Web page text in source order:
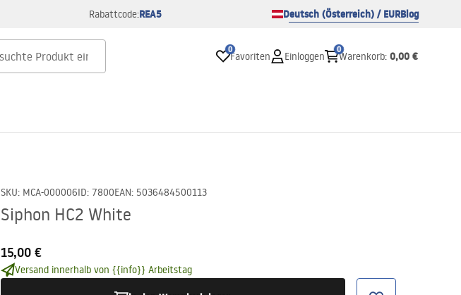
Rabattcode:REA5 Deutsch (Österreich) / EURBlog
0
Favoriten Einloggen
0
Warenkorb: 0,00 €
SKU: MCA-000006ID: 7800EAN: 5036484500113
Siphon HC2 White
15,00 €
Versand innerhalb von {{info}} Arbeitstag